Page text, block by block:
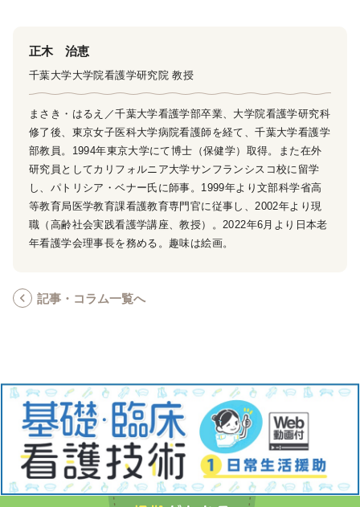
正木 治恵
千葉大学大学院看護学研究院 教授
まさき・はるえ／千葉大学看護学部卒業、大学院看護学研究科
修了後、東京女子医科大学病院看護師を経て、千葉大学看護学
部教員。1994年東京大学にて博士（保健学）取得。また在外
研究員としてカリフォルニア大学サンフランシスコ校に留学
し、パトリシア・ベナー氏に師事。1999年より文部科学省高
等教育局医学教育課看護教育専門官に従事し、2002年より現
職（高齢社会実践看護学講座、教授）。2022年6月より日本老
年看護学会理事長を務める。趣味は絵画。
記事・コラム一覧へ